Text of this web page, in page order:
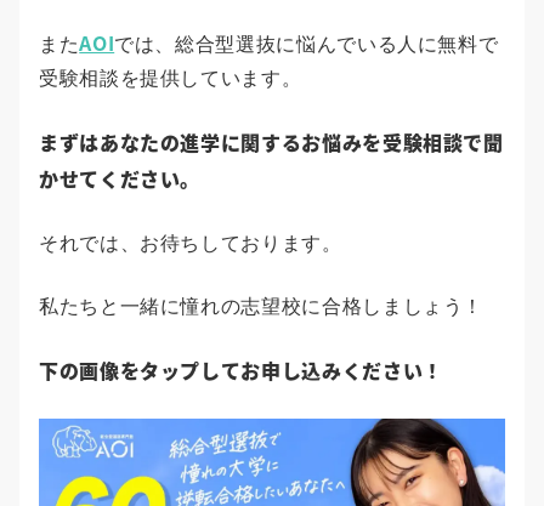
またAOIでは、総合型選抜に悩んでいる人に無料で
受験相談を提供しています。
まずはあなたの進学に関するお悩みを受験相談で聞
かせてください。
それでは、お待ちしております。
私たちと一緒に憧れの志望校に合格しましょう！
下の画像をタップしてお申し込みください！